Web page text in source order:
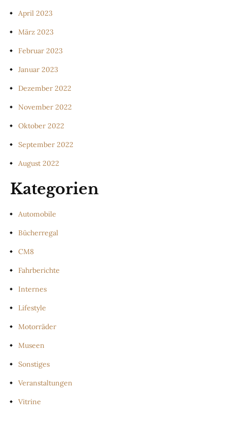
April 2023
März 2023
Februar 2023
Januar 2023
Dezember 2022
November 2022
Oktober 2022
September 2022
August 2022
Kategorien
Automobile
Bücherregal
CM8
Fahrberichte
Internes
Lifestyle
Motorräder
Museen
Sonstiges
Veranstaltungen
Vitrine